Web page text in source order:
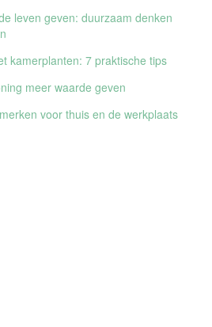
leven geven: duurzaam denken
kamerplanten: 7 praktische tips
meer waarde geven
voor thuis en de werkplaats